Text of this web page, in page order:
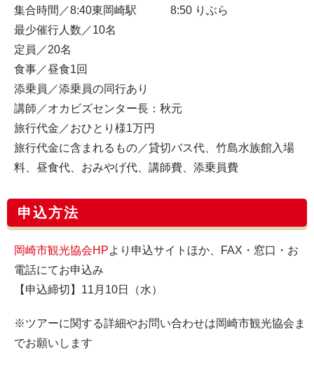
集合時間／8:40東岡崎駅 8:50 りぶら
最少催行人数／10名
定員／20名
食事／昼食1回
添乗員／添乗員の同行あり
講師／オカビズセンター長：秋元
旅行代金／おひとり様1万円
旅行代金に含まれるもの／貸切バス代、竹島水族館入場
料、昼食代、おみやげ代、講師費、添乗員費
申込方法
岡崎市観光協会HPより申込サイトほか、FAX・窓口・お
電話にてお申込み
【申込締切】11月10日（水）
※ツアーに関する詳細やお問い合わせは岡崎市観光協会ま
でお願いします